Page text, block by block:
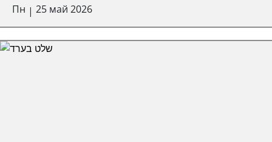
Пн | 25 май 2026